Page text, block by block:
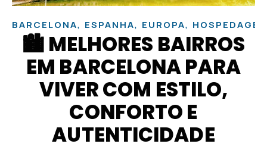
BARCELONA, ESPANHA, EUROPA,
🏙️ MELHORES BAIRROS
EM BARCELONA PARA
VIVER COM ESTILO,
CONFORTO E
AUTENTICIDADE